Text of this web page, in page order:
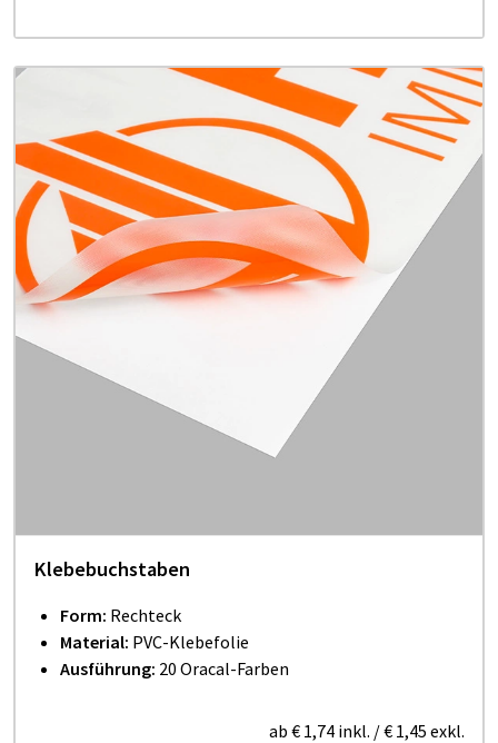
Klebebuchstaben
Form: Rechteck
Material: PVC-Klebefolie
Ausführung: 20 Oracal-Farben
ab € 1,74 inkl. /€ 1,45 exkl.